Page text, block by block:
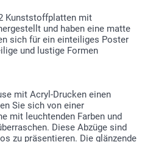
Kunststoffplatten mit
und haben eine matte
sich für ein einteiliges Poster
und lustige Formen
mit Acryl-Drucken einen
Sie sich von einer
mit leuchtenden Farben und
Diese Abzüge sind
zu präsentieren. Die glänzende